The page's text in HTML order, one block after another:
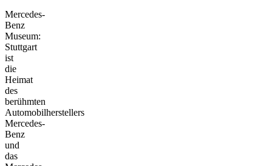
Mercedes-
Benz
Museum:
Stuttgart
ist
die
Heimat
des
berühmten
Automobilherstellers
Mercedes-
Benz
und
das